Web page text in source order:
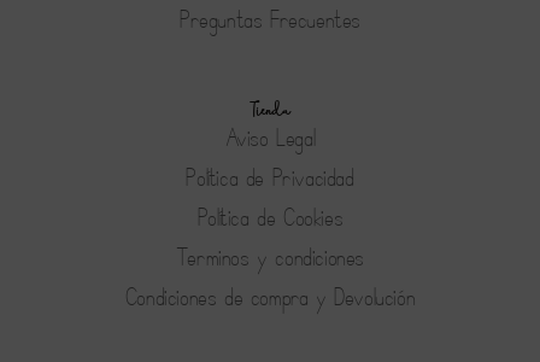
Preguntas Frecuentes
Tienda
Aviso Legal
Política de Privacidad
Política de Cookies
Terminos y condiciones
Condiciones de compra y Devolución